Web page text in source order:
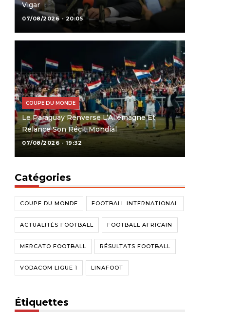
Vigar
07/08/2026 - 20:05
COUPE DU MONDE
Le Paraguay Renverse L’Allemagne Et
Relance Son Récit Mondial
07/08/2026 - 19:32
Catégories
COUPE DU MONDE FOOTBALL INTERNATIONAL
ACTUALITÉS FOOTBALL FOOTBALL AFRICAIN
MERCATO FOOTBALL RÉSULTATS FOOTBALL
VODACOM LIGUE 1 LINAFOOT
Étiquettes